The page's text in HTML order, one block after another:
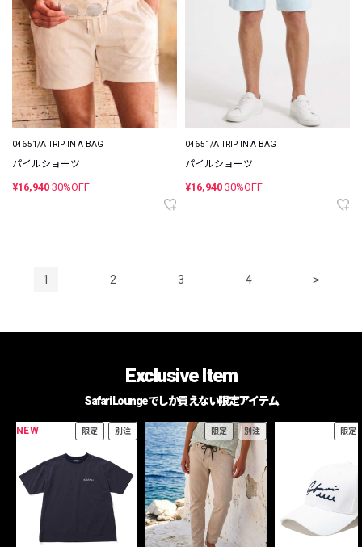
04651/A TRIP IN A BAG
パイルショーツ
¥16,940 30%OFF
04651/A TRIP IN A BAG
パイルショーツ
¥16,940 30%OFF
1 2 3 4 >
Exclusive Item
Safari Loungeでしか買えない限定アイテム
NEW 限定 別注 限定 別注 限定